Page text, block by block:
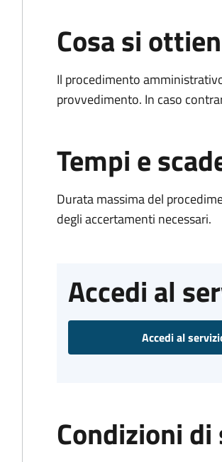
Cosa si
Il procedimento
provvedimento. In caso
Tempi e
Durata massima del
degli accertamenti necessari.
Accedi al
Accedi al
Condizioni